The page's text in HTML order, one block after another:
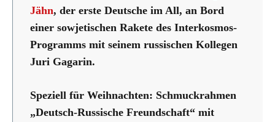
Jähn, der erste Deutsche im All, an Bord
einer sowjetischen Rakete des Interkosmos-
Programms mit seinem russischen Kollegen
Juri Gagarin.
Speziell für Weihnachten: Schmuckrahmen
„Deutsch-Russische Freundschaft“ mit